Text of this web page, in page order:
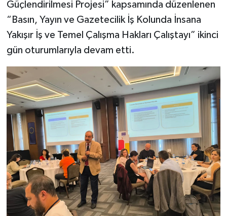
Güçlendirilmesi Projesi” kapsamında düzenlenen
“Basın, Yayın ve Gazetecilik İş Kolunda İnsana
Yakışır İş ve Temel Çalışma Hakları Çalıştayı” ikinci
gün oturumlarıyla devam etti.